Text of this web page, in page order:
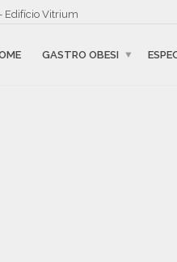
Edifício Vitrium
GASTRO OBESI